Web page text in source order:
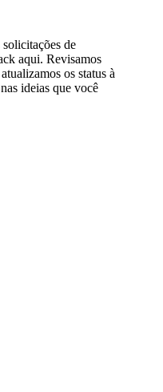
de
aqui. Revisamos
os status à
ideias que você